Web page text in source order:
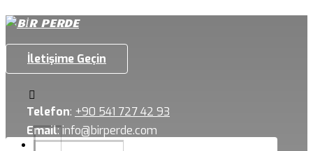
İletişime Geçin
Telefon: +90 541 727 42 93
Email:info@birperde.com